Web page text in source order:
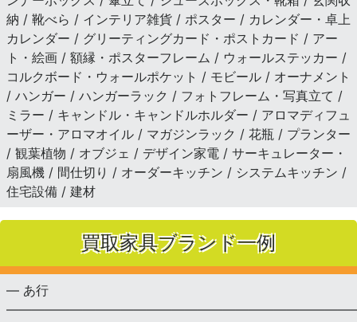
納 / 靴べら / インテリア雑貨 / ポスター / カレンダー・卓上
カレンダー / グリーティングカード・ポストカード / アー
ト・絵画 / 額縁・ポスターフレーム / ウォールステッカー /
コルクボード・ウォールポケット / モビール / オーナメント
/ ハンガー / ハンガーラック / フォトフレーム・写真立て /
ミラー / キャンドル・キャンドルホルダー / アロマディフュ
ーザー・アロマオイル / マガジンラック / 花瓶 / プランター
/ 観葉植物 / オブジェ / デザイン家電 / サーキュレーター・
扇風機 / 間仕切り / オーダーキッチン / システムキッチン /
住宅設備 / 建材
買取家具ブランド一例
— あ行